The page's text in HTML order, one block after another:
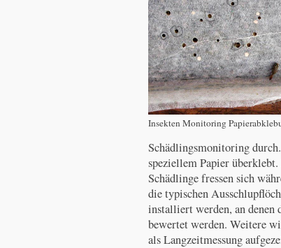
Insekten Monitoring
Schädlingsmonitoring
speziellem Papier
Schädlinge fressen sich
die typischen
installiert werden, an denen
bewertet werden. Weitere
als Langzeitmessung